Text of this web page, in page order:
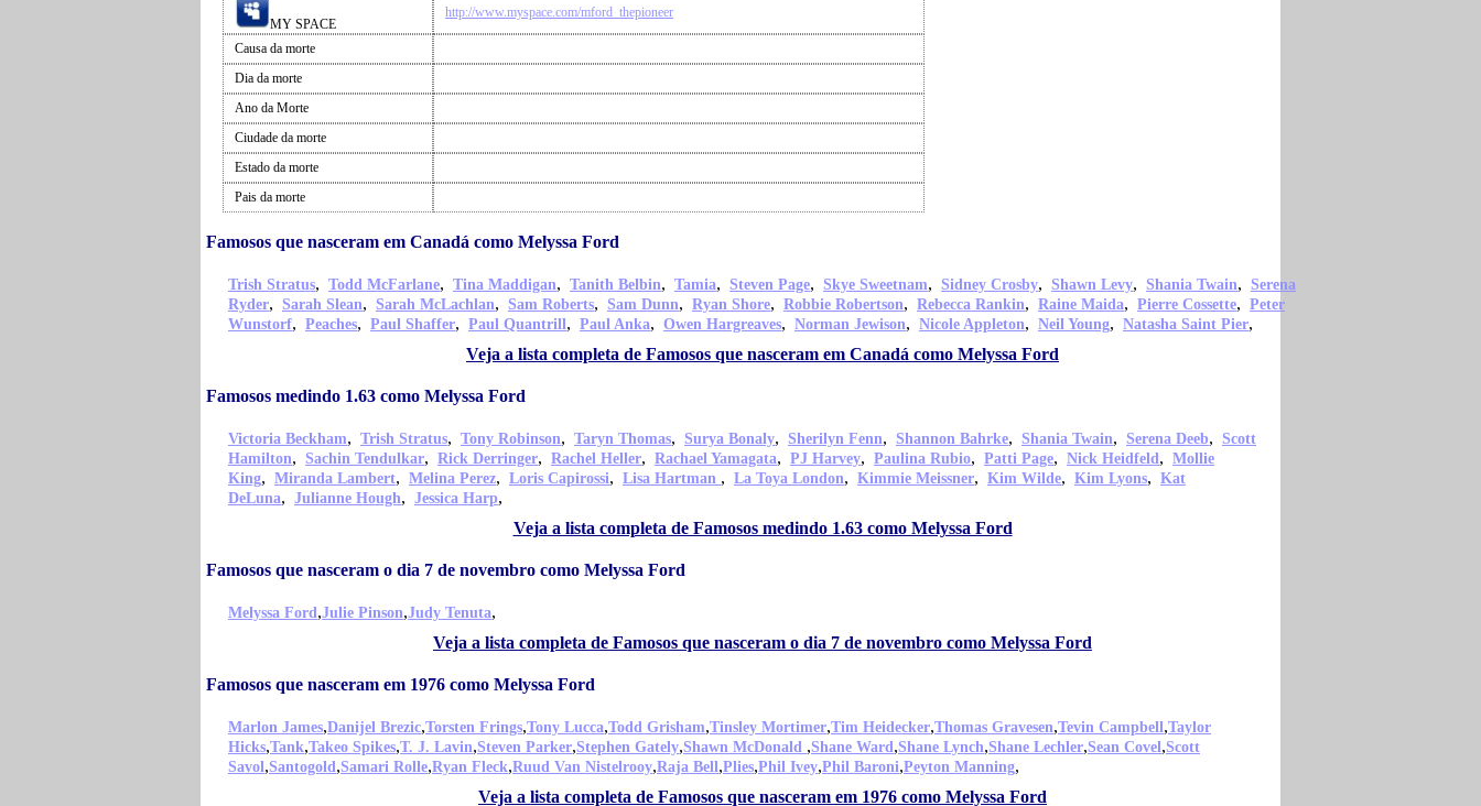
MY SPACE
http://www.myspace.com/mford_thepioneer
Causa da morte
Dia da morte
Ano da Morte
Ciudade da morte
Estado da morte
Pais da morte
Famosos que nasceram em Canadá como Melyssa Ford
Trish Stratus, Todd McFarlane, Tina Maddigan, Tanith Belbin, Tamia, Steven Page, Skye Sweetnam, Sidney Crosby, Shawn Levy, Shania Twain, Serena
Ryder, Sarah Slean, Sarah McLachlan, Sam Roberts, Sam Dunn, Ryan Shore, Robbie Robertson, Rebecca Rankin, Raine Maida, Pierre Cossette, Peter
Wunstorf, Peaches, Paul Shaffer, Paul Quantrill, Paul Anka, Owen Hargreaves, Norman Jewison, Nicole Appleton, Neil Young, Natasha Saint Pier,
Veja a lista completa de Famosos que nasceram em Canadá como Melyssa Ford
Famosos medindo 1.63 como Melyssa Ford
Victoria Beckham, Trish Stratus, Tony Robinson, Taryn Thomas, Surya Bonaly, Sherilyn Fenn, Shannon Bahrke, Shania Twain, Serena Deeb, Scott
Hamilton, Sachin Tendulkar, Rick Derringer, Rachel Heller, Rachael Yamagata, PJ Harvey, Paulina Rubio, Patti Page, Nick Heidfeld, Mollie
King, Miranda Lambert, Melina Perez, Loris Capirossi, Lisa Hartman , La Toya London, Kimmie Meissner, Kim Wilde, Kim Lyons, Kat
DeLuna, Julianne Hough, Jessica Harp,
Veja a lista completa de Famosos medindo 1.63 como Melyssa Ford
Famosos que nasceram o dia 7 de novembro como Melyssa Ford
Melyssa Ford,Julie Pinson,Judy Tenuta,
Veja a lista completa de Famosos que nasceram o dia 7 de novembro como Melyssa Ford
Famosos que nasceram em 1976 como Melyssa Ford
Marlon James,Danijel Brezic,Torsten Frings,Tony Lucca,Todd Grisham,Tinsley Mortimer,Tim Heidecker,Thomas Gravesen,Tevin Campbell,Taylor
Hicks,Tank,Takeo Spikes,T. J. Lavin,Steven Parker,Stephen Gately,Shawn McDonald ,Shane Ward,Shane Lynch,Shane Lechler,Sean Covel,Scott
Savol,Santogold,Samari Rolle,Ryan Fleck,Ruud Van Nistelrooy,Raja Bell,Plies,Phil Ivey,Phil Baroni,Peyton Manning,
Veja a lista completa de Famosos que nasceram em 1976 como Melyssa Ford